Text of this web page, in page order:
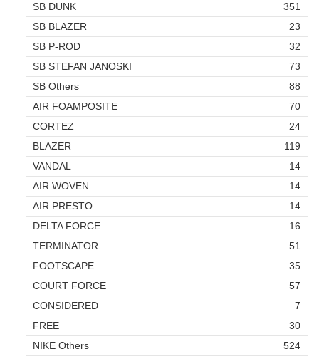
SB DUNK
351
SB BLAZER
23
SB P-ROD
32
SB STEFAN JANOSKI
73
SB Others
88
AIR FOAMPOSITE
70
CORTEZ
24
BLAZER
119
VANDAL
14
AIR WOVEN
14
AIR PRESTO
14
DELTA FORCE
16
TERMINATOR
51
FOOTSCAPE
35
COURT FORCE
57
CONSIDERED
7
FREE
30
NIKE Others
524